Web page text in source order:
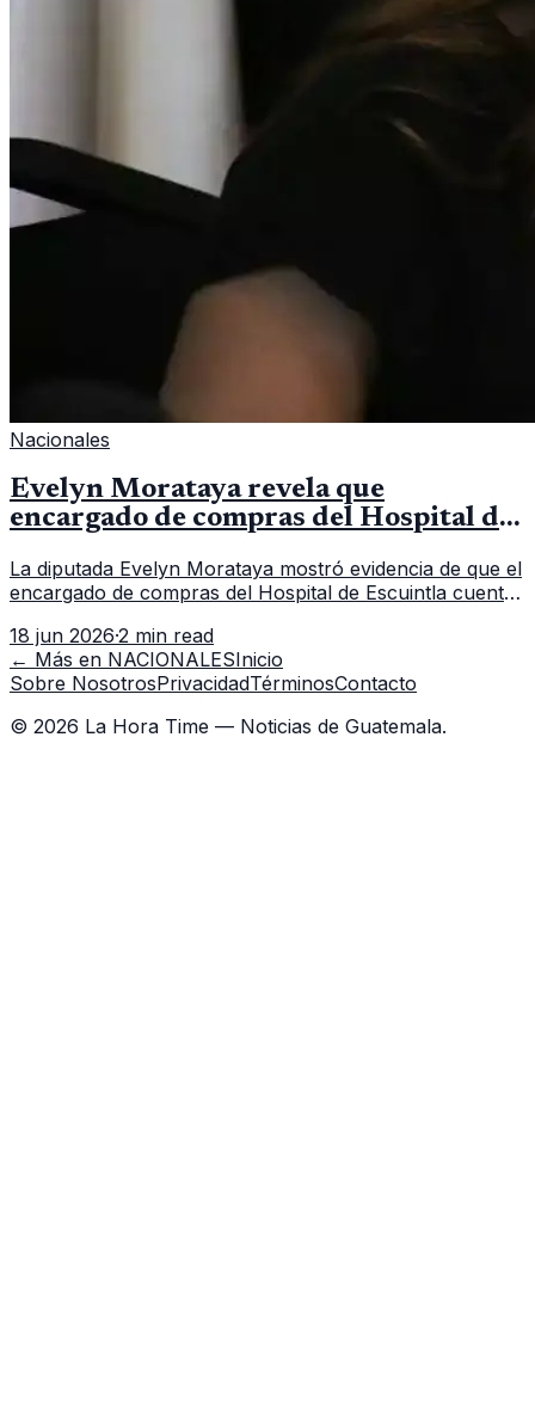
Nacionales
Evelyn Morataya revela que
encargado de compras del Hospital de
La diputada Evelyn Morataya mostró evidencia de que el
encargado de compras del Hospital de Escuintla cuenta
capacitación en la capital.
18 jun 2026·2 min read
← Más en NACIONALESInicio
Sobre NosotrosPrivacidadTérminosContacto
© 2026 La Hora Time — Noticias de Guatemala.